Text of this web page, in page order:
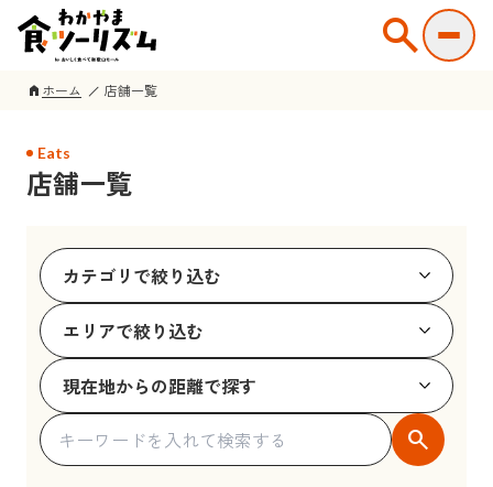
search
home ホーム 店舗一覧
Eats
店舗一覧
search